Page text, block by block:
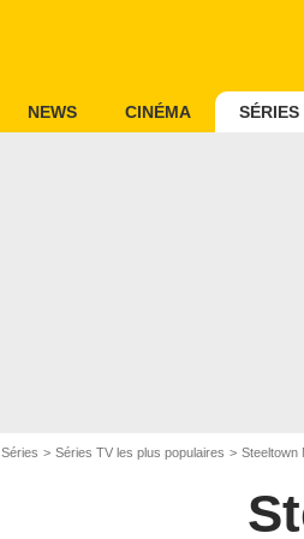
NEWS CINÉMA SÉRIES
Séries Séries TV les plus populaires Steeltown